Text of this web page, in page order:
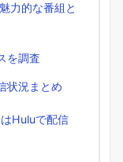
力的な番組と
を調査
状況まとめ
Huluで配信